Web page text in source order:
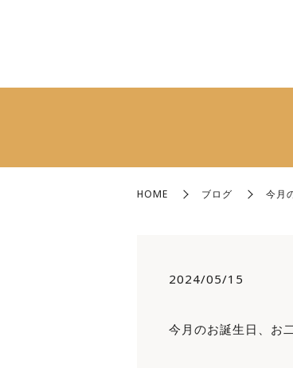
HOME ブログ 今月
2024/05/15
今月のお誕生日、お